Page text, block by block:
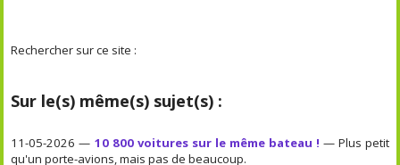
Rechercher sur ce site :
Sur le(s) même(s) sujet(s) :
11-05-2026 — 10 800 voitures sur le même bateau ! — Plus petit
qu'un porte-avions, mais pas de beaucoup.